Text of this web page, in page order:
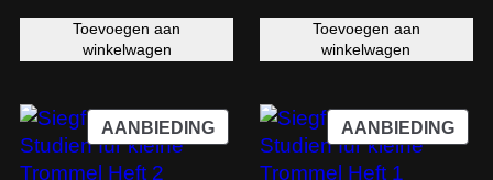
was:
€19,00.
is:
Toevoegen aan
winkelwagen
was:
€20,20.
is:
Toevoegen aan
winkelwagen
AANBIEDINGPRODUCT
IN
AANBIEDING
IN